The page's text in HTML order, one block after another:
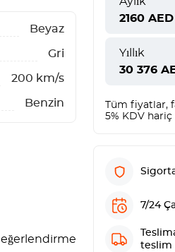
2160 AED
Yıllık
30 376
Tüm fiyatlar,
5% KDV
7/24
teslim
Beyaz
Gri
200 km/s
Benzin